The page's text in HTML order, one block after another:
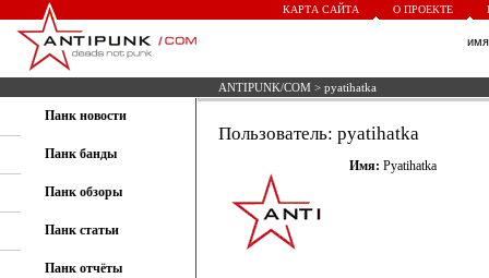
КАРТА САЙТА О ПРОЕКТЕ
ANTIPUNK/COM > pyatihatka
Панк новости
Панк банды
Панк обзоры
Панк статьи
Панк отчёты
Пользователь: pyatihatka
Имя: Pyatihatka